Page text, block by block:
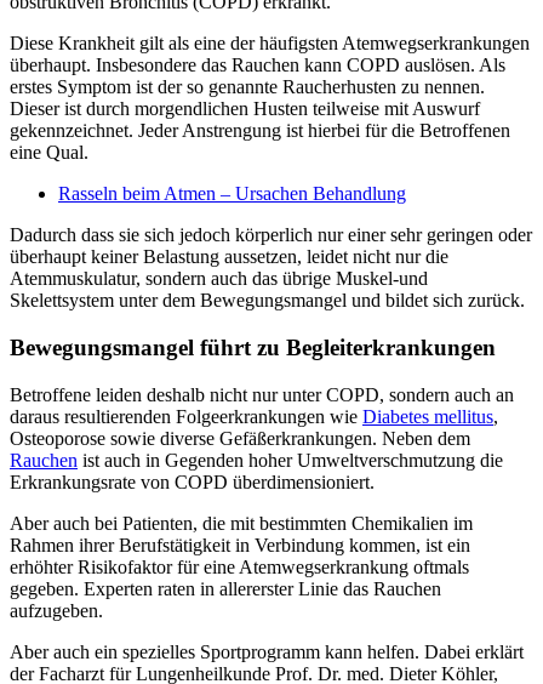
Diese Krankheit gilt als eine der häufigsten Atemwegserkrankungen
überhaupt. Insbesondere das Rauchen kann COPD auslösen. Als
erstes Symptom ist der so genannte Raucherhusten zu nennen.
Dieser ist durch morgendlichen Husten teilweise mit Auswurf
gekennzeichnet. Jeder Anstrengung ist hierbei für die Betroffenen
eine Qual.
Rasseln beim Atmen – Ursachen Behandlung
Dadurch dass sie sich jedoch körperlich nur einer sehr geringen oder
überhaupt keiner Belastung aussetzen, leidet nicht nur die
Atemmuskulatur, sondern auch das übrige Muskel-und
Skelettsystem unter dem Bewegungsmangel und bildet sich zurück.
Bewegungsmangel führt zu Begleiterkrankungen
Betroffene leiden deshalb nicht nur unter COPD, sondern auch an
daraus resultierenden Folgeerkrankungen wie Diabetes mellitus,
Osteoporose sowie diverse Gefäßerkrankungen. Neben dem
Rauchen ist auch in Gegenden hoher Umweltverschmutzung die
Erkrankungsrate von COPD überdimensioniert.
Aber auch bei Patienten, die mit bestimmten Chemikalien im
Rahmen ihrer Berufstätigkeit in Verbindung kommen, ist ein
erhöhter Risikofaktor für eine Atemwegserkrankung oftmals
gegeben. Experten raten in allererster Linie das Rauchen
aufzugeben.
Aber auch ein spezielles Sportprogramm kann helfen. Dabei erklärt
der Facharzt für Lungenheilkunde Prof. Dr. med. Dieter Köhler,